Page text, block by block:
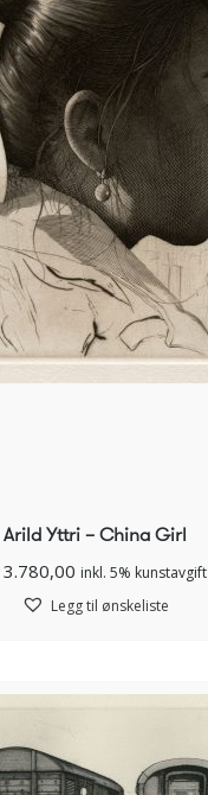
Arild Yttri – China Girl
3.780,00 inkl. 5% kunstavgift
Legg til ønskeliste